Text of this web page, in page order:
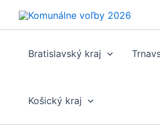
Bratislavský kraj
Košický kraj